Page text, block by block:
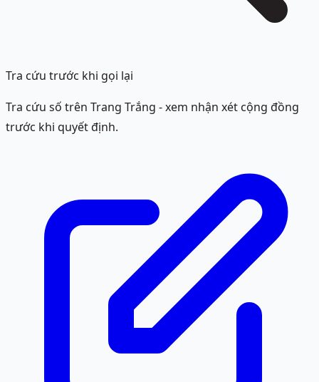
Tra cứu trước khi gọi lại
Tra cứu số trên Trang Trắng - xem nhận xét cộng đồng
trước khi quyết định.